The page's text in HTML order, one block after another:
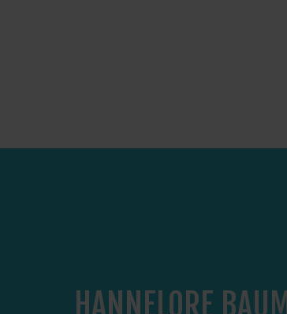
HANNELORE BAUM